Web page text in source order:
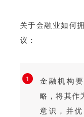
关于金融业如何
议：
1
金融机构
略，将其作
意识，并